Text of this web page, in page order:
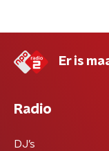
Er is
Radio
DJ’s